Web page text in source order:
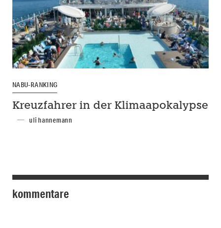
NABU-RANKING
Kreuzfahrer in der Klimaapokalypse
uli hannemann
kommentare